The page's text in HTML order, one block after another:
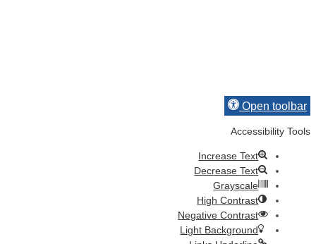
Open toolbar
Accessibility Tools
Increase Text
Decrease Text
Grayscale
High Contrast
Negative Contrast
Light Background